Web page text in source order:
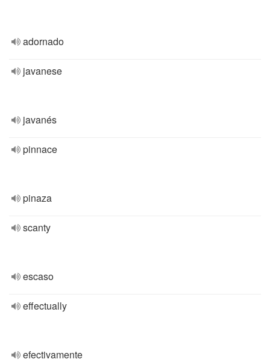
adornado
javanese
javanés
pinnace
pinaza
scanty
escaso
effectually
efectivamente